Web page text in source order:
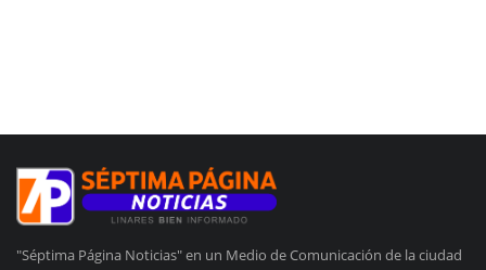
"Séptima Página Noticias" en un Medio de Comunicación de la ciudad